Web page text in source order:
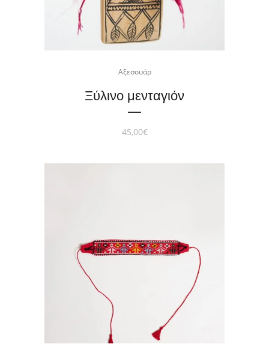
Αξεσουάρ
Ξύλινο μενταγιόν
45,00€